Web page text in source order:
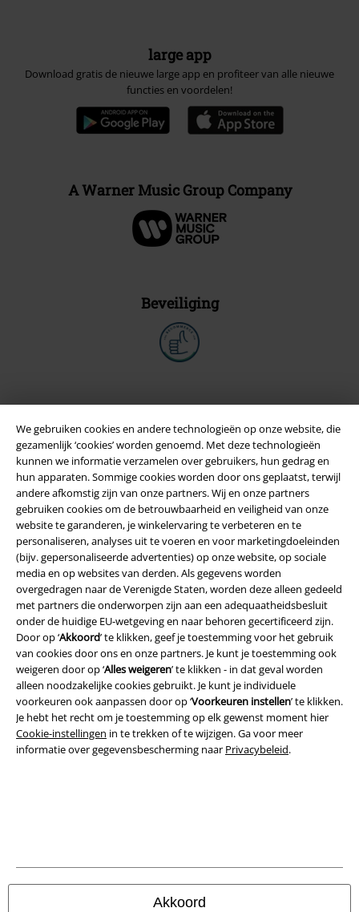
We gebruiken cookies en andere technologieën op onze website, die
gezamenlijk ‘cookies’ worden genoemd. Met deze technologieën
kunnen we informatie verzamelen over gebruikers, hun gedrag en
hun apparaten. Sommige cookies worden door ons geplaatst, terwijl
andere afkomstig zijn van onze partners. Wij en onze partners
gebruiken cookies om de betrouwbaarheid en veiligheid van onze
website te garanderen, je winkelervaring te verbeteren en te
personaliseren, analyses uit te voeren en voor marketingdoeleinden
(bijv. gepersonaliseerde advertenties) op onze website, op sociale
media en op websites van derden. Als gegevens worden
overgedragen naar de Verenigde Staten, worden deze alleen gedeeld
met partners die onderworpen zijn aan een adequaatheidsbesluit
onder de huidige EU-wetgeving en naar behoren gecertificeerd zijn.
Door op ‘Akkoord’ te klikken, geef je toestemming voor het gebruik
van cookies door ons en onze partners. Je kunt je toestemming ook
weigeren door op ‘Alles weigeren’ te klikken - in dat geval worden
alleen noodzakelijke cookies gebruikt. Je kunt je individuele
voorkeuren ook aanpassen door op ‘Voorkeuren instellen’ te klikken.
Je hebt het recht om je toestemming op elk gewenst moment hier
Cookie-instellingen in te trekken of te wijzigen. Ga voor meer
informatie over gegevensbescherming naar Privacybeleid.
Akkoord
large app
Download gratis de nieuwe large app en profiteer van alle nieuwe
functies en voordelen!
A Warner Music Group Company
Beveiliging
Legal
Algemene Voorwaarden
Bedrijfsgegevens
Privacyverklaring
Verklaring van conformiteit
Informatie over toegankelijkheid
Cookie-instellingen